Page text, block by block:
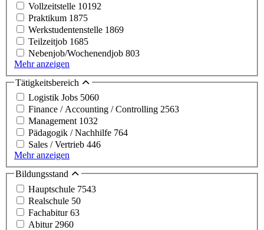
Vollzeitstelle 10192
Praktikum 1875
Werkstudentenstelle 1869
Teilzeitjob 1685
Nebenjob/Wochenendjob 803
Mehr anzeigen
Tätigkeitsbereich
Logistik Jobs 5060
Finance / Accounting / Controlling 2563
Management 1032
Pädagogik / Nachhilfe 764
Sales / Vertrieb 446
Mehr anzeigen
Bildungsstand
Hauptschule 7543
Realschule 50
Fachabitur63
Abitur 2960